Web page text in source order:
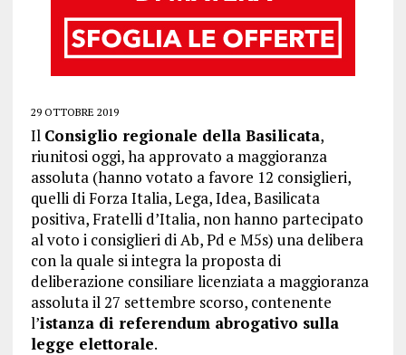
29 OTTOBRE 2019
Il Consiglio regionale della Basilicata,
riunitosi oggi, ha approvato a maggioranza
assoluta (hanno votato a favore 12 consiglieri,
quelli di Forza Italia, Lega, Idea, Basilicata
positiva, Fratelli d’Italia, non hanno partecipato
al voto i consiglieri di Ab, Pd e M5s) una delibera
con la quale si integra la proposta di
deliberazione consiliare licenziata a maggioranza
assoluta il 27 settembre scorso, contenente
l’istanza di referendum abrogativo sulla
legge elettorale.